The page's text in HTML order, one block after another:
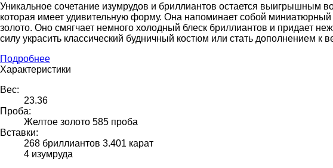
Уникальное сочетание изумрудов и бриллиантов остается выигрышным
которая имеет удивительную форму. Она напоминает собой
золото. Оно смягчает немного холодный блеск бриллиантов и придает
силу украсить классический будничный костюм или стать дополнением
Подробнее
Характеристики
Вес:
23.36
Проба:
Желтое золото 585 проба
Вставки:
268 бриллиантов 3.401 карат
4 изумруда